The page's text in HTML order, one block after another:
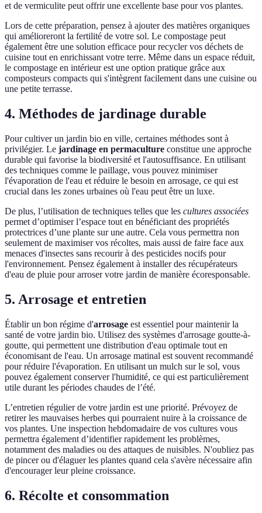
et de vermiculite peut offrir une excellente base pour vos plantes.
Lors de cette préparation, pensez à ajouter des matières organiques
qui amélioreront la fertilité de votre sol. Le compostage peut
également être une solution efficace pour recycler vos déchets de
cuisine tout en enrichissant votre terre. Même dans un espace réduit,
le compostage en intérieur est une option pratique grâce aux
composteurs compacts qui s'intègrent facilement dans une cuisine ou
une petite terrasse.
4. Méthodes de jardinage durable
Pour cultiver un jardin bio en ville, certaines méthodes sont à
privilégier. Le jardinage en permaculture constitue une approche
durable qui favorise la biodiversité et l'autosuffisance. En utilisant
des techniques comme le paillage, vous pouvez minimiser
l'évaporation de l'eau et réduire le besoin en arrosage, ce qui est
crucial dans les zones urbaines où l'eau peut être un luxe.
De plus, l’utilisation de techniques telles que les cultures associées
permet d’optimiser l’espace tout en bénéficiant des propriétés
protectrices d’une plante sur une autre. Cela vous permettra non
seulement de maximiser vos récoltes, mais aussi de faire face aux
menaces d'insectes sans recourir à des pesticides nocifs pour
l'environnement. Pensez également à installer des récupérateurs
d'eau de pluie pour arroser votre jardin de manière écoresponsable.
5. Arrosage et entretien
Établir un bon régime d'arrosage est essentiel pour maintenir la
santé de votre jardin bio. Utilisez des systèmes d'arrosage goutte-à-
goutte, qui permettent une distribution d'eau optimale tout en
économisant de l'eau. Un arrosage matinal est souvent recommandé
pour réduire l'évaporation. En utilisant un mulch sur le sol, vous
pouvez également conserver l'humidité, ce qui est particulièrement
utile durant les périodes chaudes de l’été.
L’entretien régulier de votre jardin est une priorité. Prévoyez de
retirer les mauvaises herbes qui pourraient nuire à la croissance de
vos plantes. Une inspection hebdomadaire de vos cultures vous
permettra également d’identifier rapidement les problèmes,
notamment des maladies ou des attaques de nuisibles. N'oubliez pas
de pincer ou d'élaguer les plantes quand cela s'avère nécessaire afin
d'encourager leur pleine croissance.
6. Récolte et consommation